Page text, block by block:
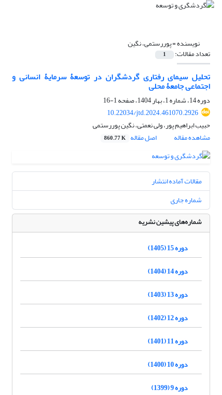
نویسنده =پوررستمی، نگین
تعداد مقالات: 1
تحلیل سیمای رفتاری گردشگران در توسعۀ سرمایۀ انسانی و
اجتماعی جامعۀ محلی
دوره 14، شماره 1، بهار 1404، صفحه
1-16
10.22034/jtd.2024.461070.2926
حبیب ابراهیم پور، ولی نعمتی، نگین پوررستمی
مشاهده مقاله
اصل مقاله 860.77 K
مقالات آماده انتشار
شماره جاری
شماره‌های پیشین نشریه
دوره 15 (1405)
دوره 14 (1404)
دوره 13 (1403)
دوره 12 (1402)
دوره 11 (1401)
دوره 10 (1400)
دوره 9 (1399)